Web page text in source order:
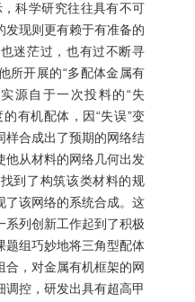
科学研究往往具有不可
发现则更有赖于有准备的
迷茫过，也有过不断寻
所开展的“多配体金属有
源自于一次投料的“失
有机配体，因“失误”变
样合成出了预期的网络结
他从材料的网络几何出发
到了构筑该类材料的规
了该网络的系统合成。这
系列创新工作起到了积极
题组巧妙地将三角型配体
，对金属有机框架的网
控，研发出具有超高甲